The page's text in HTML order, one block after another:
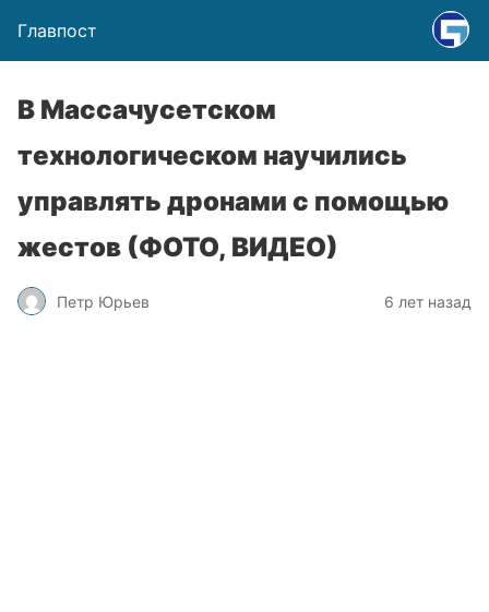
Главпост
В Массачусетском
технологическом научились
управлять дронами с помощью
жестов (ФОТО, ВИДЕО)
Петр Юрьев 6 лет назад